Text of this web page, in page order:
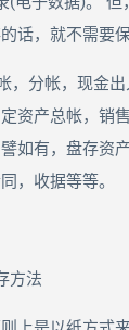
话，就不需要
，分帐，现金
资产总帐，销
如有，盘存资
，收据等等。
方法